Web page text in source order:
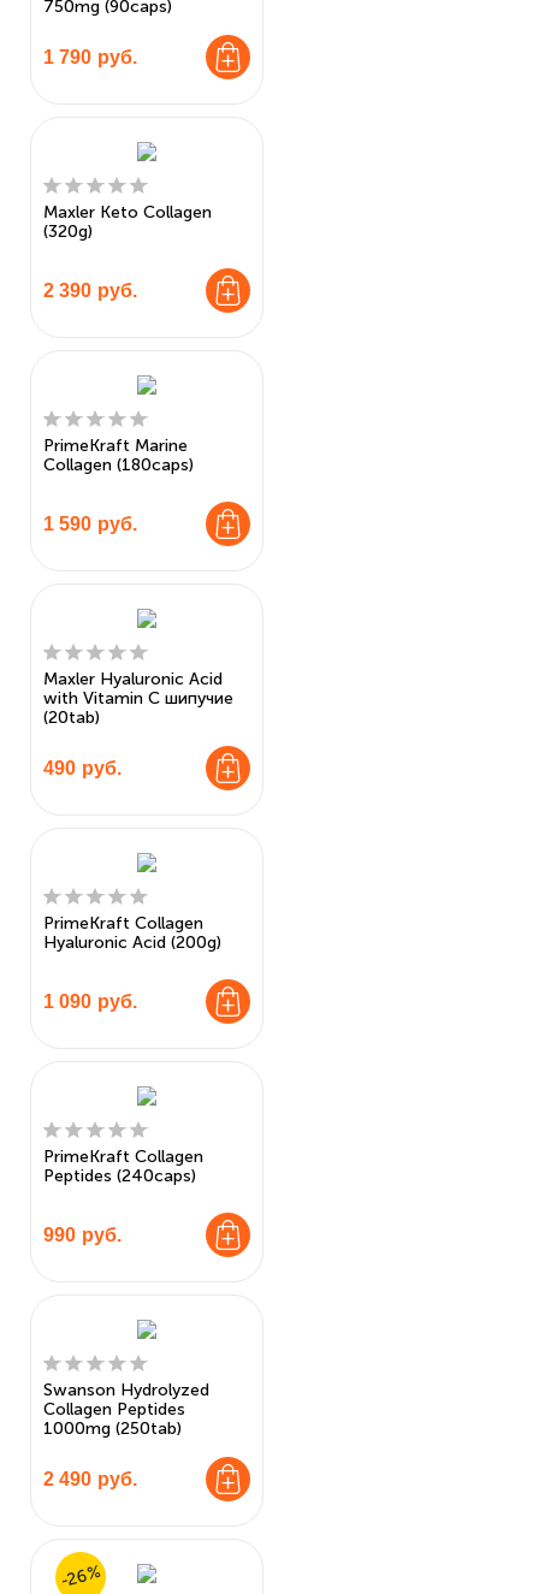
750mg (90caps)
1 790 руб.
Maxler Keto Collagen
(320g)
2 390 руб.
PrimeKraft Marine
Collagen (180caps)
1 590 руб.
Maxler Hyaluronic Acid
with Vitamin C шипучие
(20tab)
490 руб.
PrimeKraft Collagen
Hyaluronic Acid (200g)
1 090 руб.
PrimeKraft Collagen
Peptides (240caps)
990 руб.
Swanson Hydrolyzed
Collagen Peptides
1000mg (250tab)
2 490 руб.
-26%